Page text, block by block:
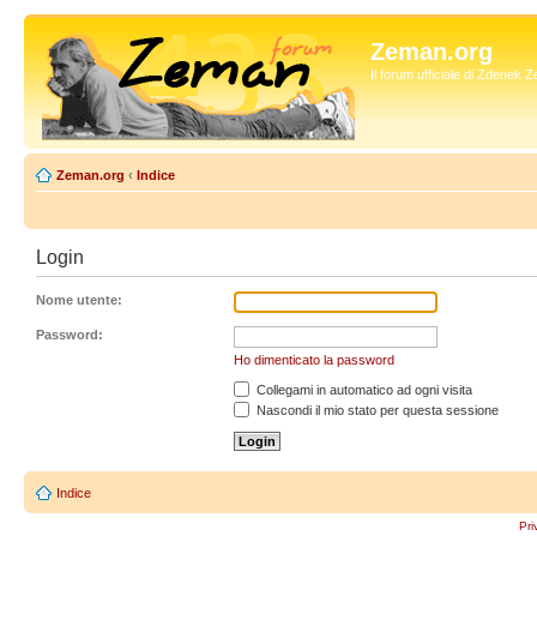
Zeman.org
Il forum ufficiale di Zdenek
Zeman.org ‹ Indice
Login
Nome utente:
Password:
Ho dimenticato la password
Collegami in automatico ad ogni visita
Nascondi il mio stato per questa sessione
Indice